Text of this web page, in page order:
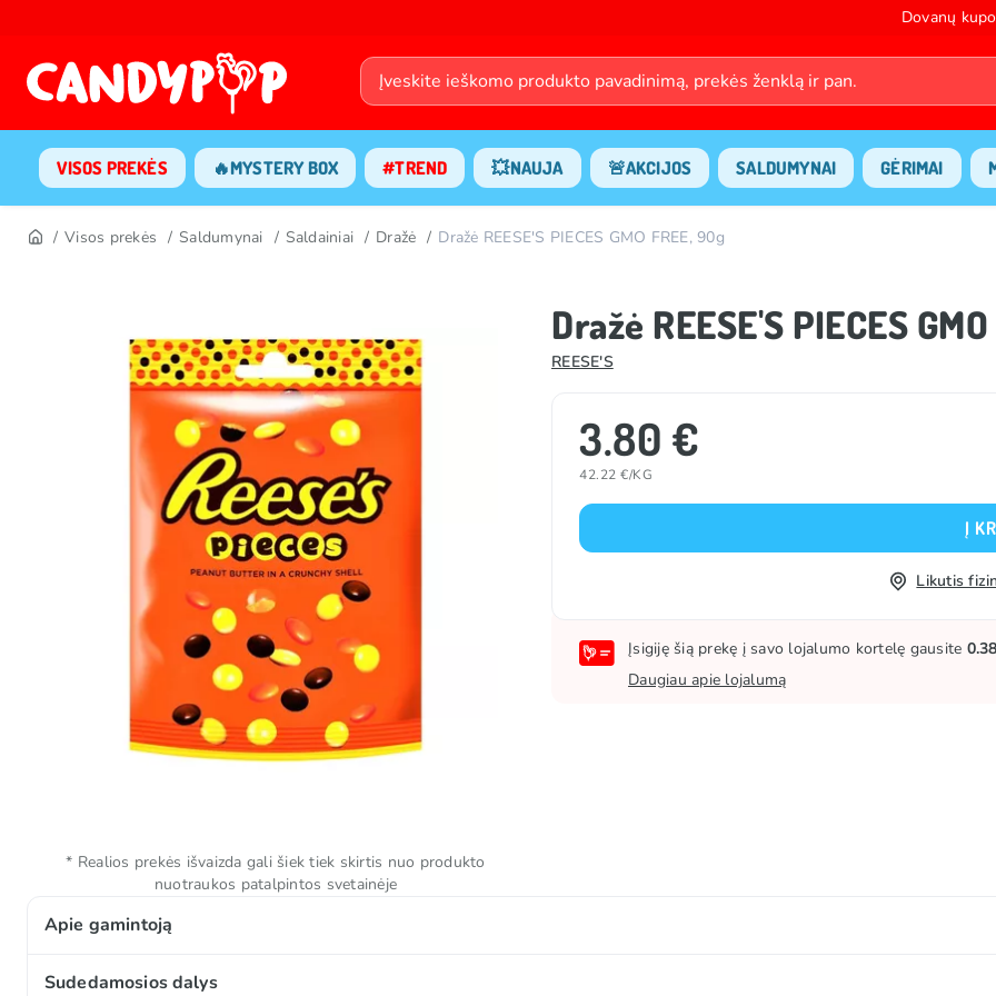
Dovanų
VISOS PREKĖS 🔥MYSTERY BOX #TREND 💥NAUJA 🚨AKCIJOS SALDUMYNAI GĖRIMAI
Visos prekės Saldumynai Saldainiai Dražė Dražė REESE'S PIECES GMO FREE, 90g
Dražė REESE'S PIECES
REESE'S
3.80 €
42.22 €/KG
Į
Likutis
Įsigiję šią prekę į savo lojalumo kortelę gausite
Daugiau apie lojalumą
Apie gamintoją
Reese‘s laikomi vienu iš JAV saldumynų etalonu, jie tinka ir patinka mažiems bei dideliems. Peanut Butter
Sudedamosios dalys
* Realios prekės išvaizda gali šiek tiek skirtis nuo produkto
nuotraukos patalpintos svetainėje